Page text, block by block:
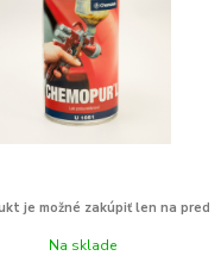
Na sklade